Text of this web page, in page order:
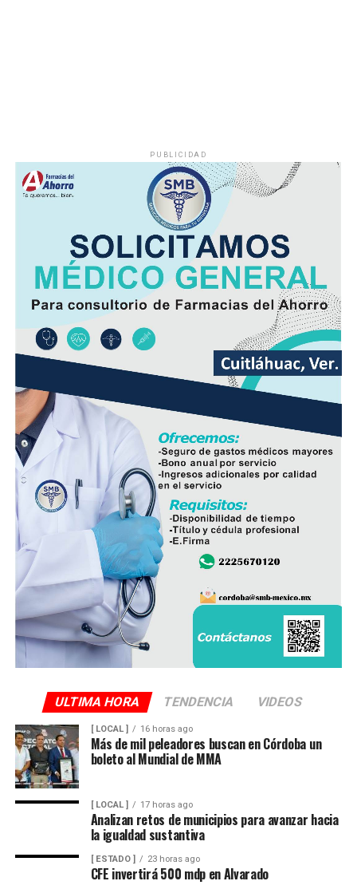
Dulce María Alducin Vallejo, habitante de la comunidad,
explicó que la petición fue presentada ante las
autoridades municipales y que, tras las gestiones
realizadas en conjunto con Hidrosistema, fue posible
concretar la obra que hoy permite mejorar el
suministro.
Además de incrementar la capacidad de conducción, la
nueva infraestructura incorpora válvulas y materiales de
mayor resistencia, lo que permitirá mantener una mejor
operación del sistema y disminuir las afectaciones
derivadas de fallas en la red.
Con esta ampliación, las autoridades municipales buscan
fortalecer la infraestructura hidráulica en las
comunidades rurales y mejorar el acceso al agua potable
para cientos de familias que durante años enfrentaron
un servicio irregular.
PUBLICIDAD
ULTIMA HORA TENDENCIA VIDEOS
[ LOCAL ] 16 horas ago
Más de mil peleadores buscan en Córdoba un
boleto al Mundial de MMA
[ LOCAL ] 17 horas ago
Analizan retos de municipios para avanzar hacia
la igualdad sustantiva
[ ESTADO ] 23 horas ago
CFE invertirá 500 mdp en Alvarado